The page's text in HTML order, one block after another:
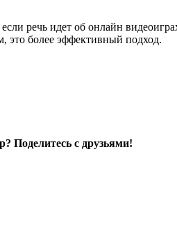
речь идет об онлайн
это более эффективный подход.
Поделитесь с друзьями!